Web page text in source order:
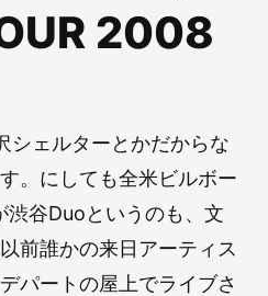
2008
シェルターとかだからな
。にしても全米ビルボー
渋谷Duoというのも、文
前誰かの来日アーティス
パートの屋上でライブさ